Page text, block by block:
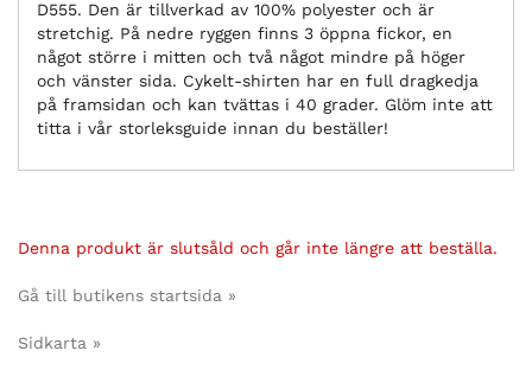
D555. Den är tillverkad av 100% polyester och är
stretchig. På nedre ryggen finns 3 öppna fickor, en
något större i mitten och två något mindre på höger
och vänster sida. Cykelt-shirten har en full dragkedja
på framsidan och kan tvättas i 40 grader. Glöm inte att
titta i vår storleksguide innan du beställer!
Denna produkt är slutsåld och går inte längre att beställa.
Gå till butikens startsida »
Sidkarta »